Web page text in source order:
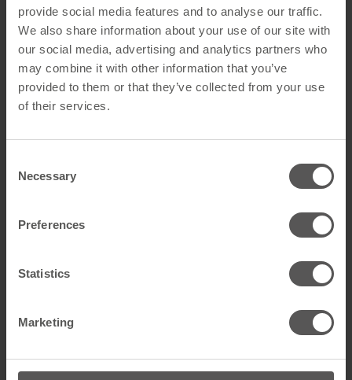
provide social media features and to analyse our traffic.
We also share information about your use of our site with
our social media, advertising and analytics partners who
may combine it with other information that you’ve
provided to them or that they’ve collected from your use
of their services.
Selection
Necessary
Preferences
Statistics
Marketing
Wir erklären hiermit, dass die von MAGE hergestellten
Komponenten in vollem Umfang den Anforderungen der
EU-Verordnung (EG) 1907/2006 zur Registrierung,
Bewertung, Zulassung und Beschränkung chemischer Stoffe
(REACH) entsprechen.
von "ERZEUGNISSEN" für unsere Kunden in der EU
die elektronischen Komponenten als Erzeugnisse). Wir
stellen keine "Stoffe" oder "Präparate" her und unsere
Erzeugnisse beinhalten keine "absichtlich freigesetzten
Stoffe". Demzufolge besteht für die von uns gelieferten
oder Autorisierungspflicht.
In Bezug auf die Anforderungen von Artikel 33 der
REACH-Verordnung, Informationen über Stoffe in
Erzeugnissen zu übermitteln. Wir erklären, dass mit
(Kandidatenliste der besonders besorgniserregenden